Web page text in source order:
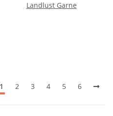
Landlust Garne
1 2 3 4 5 6